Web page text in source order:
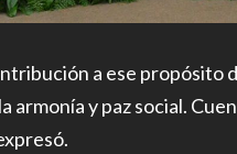
a ese propósito
armonía y paz social.